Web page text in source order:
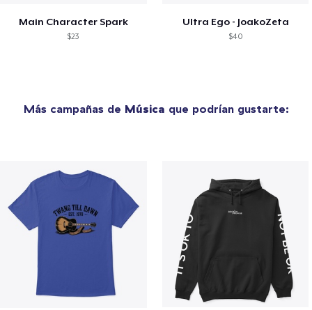
Main Character Spark
$23
Ultra Ego - JoakoZeta
$40
Más campañas de Música que podrían gustarte: